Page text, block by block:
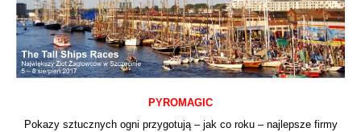
PYROMAGIC
Pokazy sztucznych ogni przygotują – jak co roku – najlepsze firmy